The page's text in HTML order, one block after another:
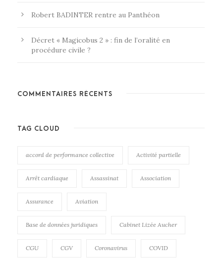
Robert BADINTER rentre au Panthéon
Décret « Magicobus 2 » : fin de l’oralité en
procédure civile ?
COMMENTAIRES RÉCENTS
TAG CLOUD
accord de performance collective Activité partielle
Arrêt cardiaque Assassinat Association
Assurance Aviation
Base de données juridiques Cabinet Lizée Aucher
CGU CGV Coronavirus COVID